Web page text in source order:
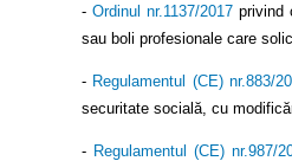
-Ordinul nr.1137/2017 privind
sau boli profesionale care
- Regulamentul (CE) nr.883/
securitate socială, cu
- Regulamentul (CE) nr.987/